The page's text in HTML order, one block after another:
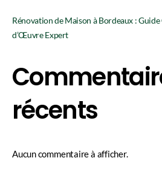
Rénovation de Maison à Bordeaux :
d’Œuvre Expert
récents
Aucun commentaire à afficher.